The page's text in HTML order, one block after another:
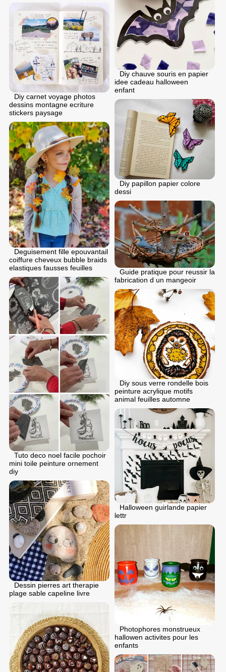
Diy chauve souris en papier
idee cadeau halloween
enfant
Diy carnet voyage photos
dessins montagne ecriture
stickers paysage
Diy papillon papier colore
dessi
Deguisement fille epouvantail
coiffure cheveux bubble braids
elastiques fausses feuilles
Guide pratique pour reussir la
fabrication d un mangeoir
Tuto deco noel facile pochoir
mini toile peinture ornement
diy
Diy sous verre rondelle bois
peinture acrylique motifs
animal feuilles automne
Halloween guirlande papier
lettr
Dessin pierres art therapie
plage sable capeline livre
Photophores monstrueux
hallowen activites pour les
enfants